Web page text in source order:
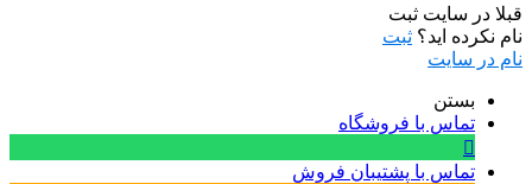
قبلا در سایت ثبت
نام نکرده اید؟ ثبت
نام در سایت
بستن
تماس با فروشگاه
تماس با پشتیبان فروش